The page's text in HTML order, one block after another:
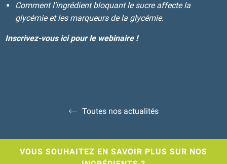
Comment l’ingrédient bloquant le sucre affecte la
glycémie et les marqueurs de la glycémie.
Inscrivez-vousicipour le webinaire !
Toutes nos actualités
VOUS SOUHAITEZ EN SAVOIR PLUS SUR NOS